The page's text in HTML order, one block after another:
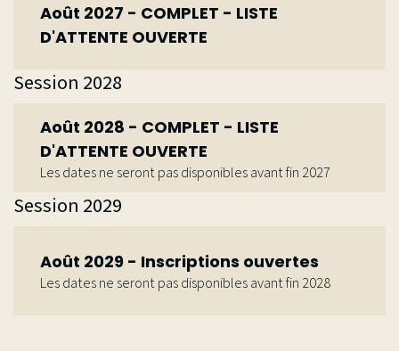
Août 2027 - COMPLET - LISTE
D'ATTENTE OUVERTE
Session 2028
Août 2028 - COMPLET - LISTE
D'ATTENTE OUVERTE
Les dates ne seront pas disponibles avant fin 2027
Session 2029
Août 2029 - Inscriptions ouvertes
Les dates ne seront pas disponibles avant fin 2028